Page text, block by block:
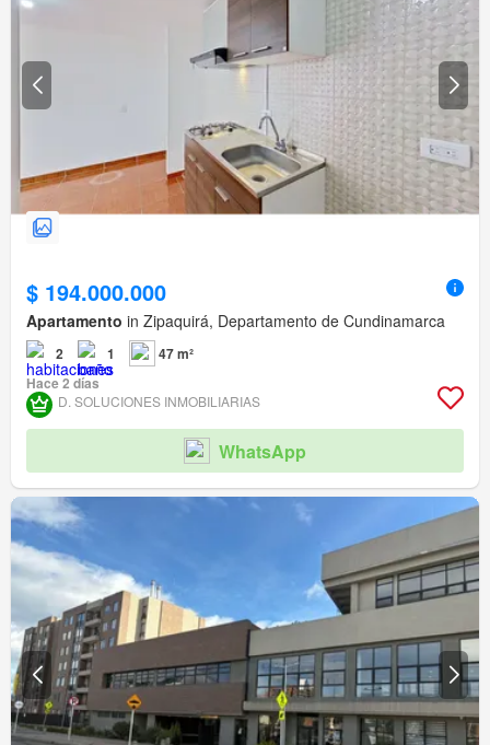
$ 194.000.000
Apartamento in Zipaquirá, Departamento de Cundinamarca
2 1
47 m²
Hace 2 días
D. SOLUCIONES INMOBILIARIAS
WhatsApp